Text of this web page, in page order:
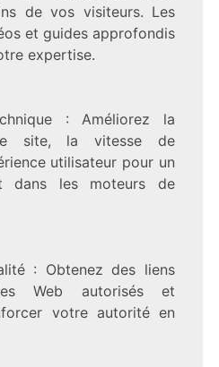
de vos visiteurs. Les
et guides approfondis
expertise.
: Améliorez la
site, la vitesse de
utilisateur pour un
dans les moteurs de
: Obtenez des liens
Web autorisés et
votre autorité en